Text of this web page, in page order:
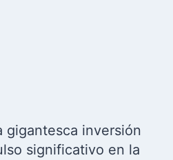
gigantesca inversión
significativo en la